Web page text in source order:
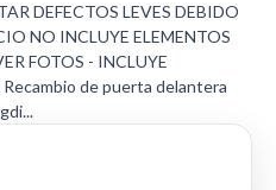
DEFECTOS LEVES DEBIDO
NO INCLUYE ELEMENTOS
FOTOS - INCLUYE
de puerta delantera